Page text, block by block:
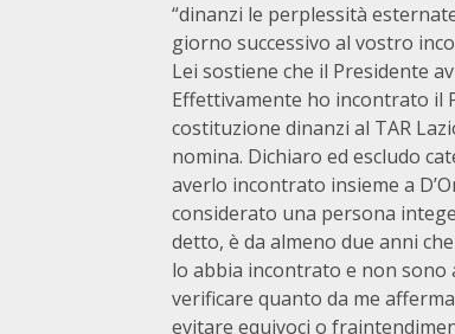
“dinanzi le perplessità
giorno successivo al vostro
Lei sostiene che il Presidente
Effettivamente ho incontrato il
costituzione dinanzi al TAR
nomina. Dichiaro ed escludo
averlo incontrato insieme a
considerato una persona
detto, è da almeno due anni
lo abbia incontrato e non sono
verificare quanto da me
evitare equivoci o